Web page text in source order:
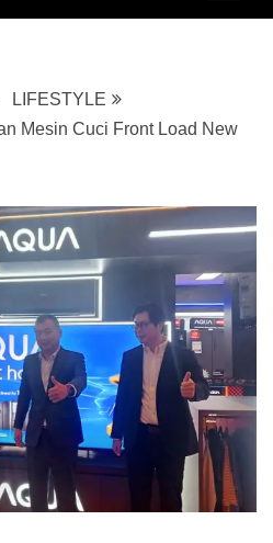
LIFESTYLE
Mesin Cuci Front Load New